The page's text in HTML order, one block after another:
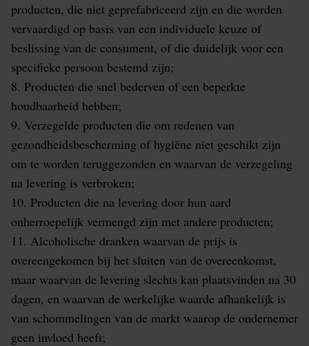
producten, die niet geprefabriceerd zijn en die worden
vervaardigd op basis van een individuele keuze of
beslissing van de consument, of die duidelijk voor een
specifieke persoon bestemd zijn;
8. Producten die snel bederven of een beperkte
houdbaarheid hebben;
9. Verzegelde producten die om redenen van
gezondheidsbescherming of hygiëne niet geschikt zijn
om te worden teruggezonden en waarvan de verzegeling
na levering is verbroken;
10. Producten die na levering door hun aard
onherroepelijk vermengd zijn met andere producten;
11. Alcoholische dranken waarvan de prijs is
overeengekomen bij het sluiten van de overeenkomst,
maar waarvan de levering slechts kan plaatsvinden na 30
dagen, en waarvan de werkelijke waarde afhankelijk is
van schommelingen van de markt waarop de ondernemer
geen invloed heeft;